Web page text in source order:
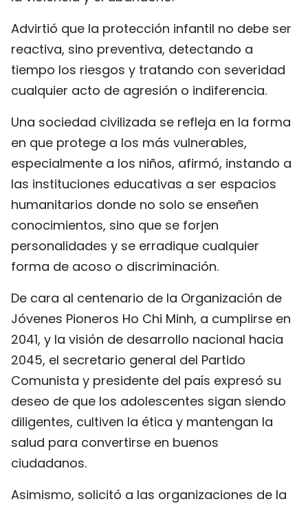
Advirtió que la protección infantil no debe ser
reactiva, sino preventiva, detectando a
tiempo los riesgos y tratando con severidad
cualquier acto de agresión o indiferencia.
Una sociedad civilizada se refleja en la forma
en que protege a los más vulnerables,
especialmente a los niños, afirmó, instando a
las instituciones educativas a ser espacios
humanitarios donde no solo se enseñen
conocimientos, sino que se forjen
personalidades y se erradique cualquier
forma de acoso o discriminación.
De cara al centenario de la Organización de
Jóvenes Pioneros Ho Chi Minh, a cumplirse en
2041, y la visión de desarrollo nacional hacia
2045, el secretario general del Partido
Comunista y presidente del país expresó su
deseo de que los adolescentes sigan siendo
diligentes, cultiven la ética y mantengan la
salud para convertirse en buenos
ciudadanos.
Asimismo, solicitó a las organizaciones de la